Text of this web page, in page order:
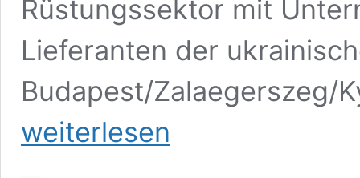
Rüstungssektor mit
Lieferanten der
Budapest/Zalaegerszeg/
weiterlesen